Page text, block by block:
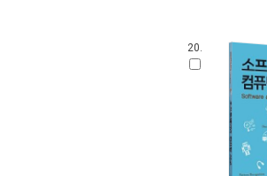
20.